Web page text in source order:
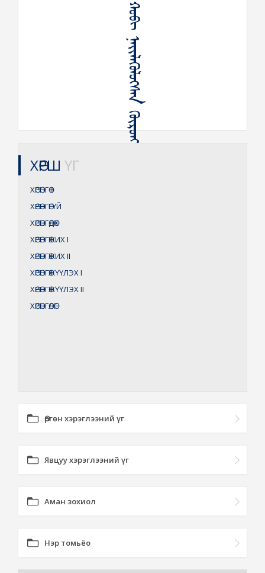
ᠬᠤᠪᠢ ᠨᠡᠶᠢᠯᠡᠭᠦᠯᠦᠭᠰᠡᠨ ᠬᠥᠷᠦᠩᠭᠡ
ХӨРШ ҮГ
ХӨРӨНГӨII
ХӨРӨНГӨГҮЙ
ХӨРӨНГӨДӨХ
ХӨРӨНГӨЖИХI
ХӨРӨНГӨЖИХII
ХӨРӨНГӨЖҮҮЛЭХI
ХӨРӨНГӨЖҮҮЛЭХII
ХӨРӨНГӨЛӨГ
Өргөн хэрэглээний үг
Явцуу хэрэглээний үг
Аман зохиол
Нэр томьёо